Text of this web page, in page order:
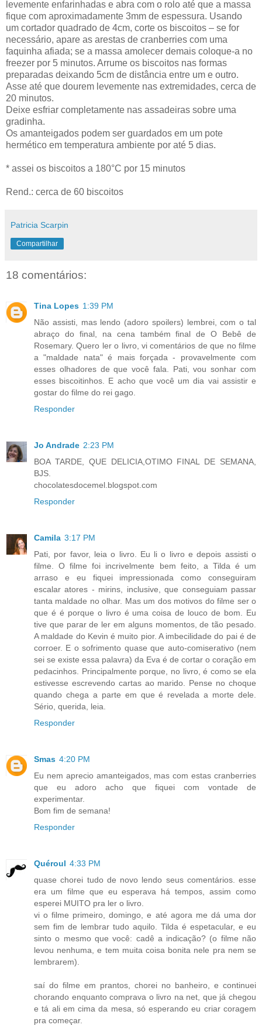
levemente enfarinhadas e abra com o rolo até que a massa
fique com aproximadamente 3mm de espessura. Usando
um cortador quadrado de 4cm, corte os biscoitos – se for
necessário, apare as arestas de cranberries com uma
faquinha afiada; se a massa amolecer demais coloque-a no
freezer por 5 minutos. Arrume os biscoitos nas formas
preparadas deixando 5cm de distância entre um e outro.
Asse até que dourem levemente nas extremidades, cerca de
20 minutos.
Deixe esfriar completamente nas assadeiras sobre uma
gradinha.
Os amanteigados podem ser guardados em um pote
hermético em temperatura ambiente por até 5 dias.
* assei os biscoitos a 180°C por 15 minutos
Rend.: cerca de 60 biscoitos
Patricia Scarpin
Compartilhar
18 comentários:
Tina Lopes 1:39 PM
Não assisti, mas lendo (adoro spoilers) lembrei, com o tal
abraço do final, na cena também final de O Bebê de
Rosemary. Quero ler o livro, vi comentários de que no filme
a "maldade nata" é mais forçada - provavelmente com
esses olhadores de que você fala. Pati, vou sonhar com
esses biscoitinhos. E acho que você um dia vai assistir e
gostar do filme do rei gago.
Responder
Jo Andrade 2:23 PM
BOA TARDE, QUE DELICIA,OTIMO FINAL DE SEMANA,
BJS.
chocolatesdocemel.blogspot.com
Responder
Camila 3:17 PM
Pati, por favor, leia o livro. Eu li o livro e depois assisti o
filme. O filme foi incrivelmente bem feito, a Tilda é um
arraso e eu fiquei impressionada como conseguiram
escalar atores - mirins, inclusive, que conseguiam passar
tanta maldade no olhar. Mas um dos motivos do filme ser o
que é é porque o livro é uma coisa de louco de bom. Eu
tive que parar de ler em alguns momentos, de tão pesado.
A maldade do Kevin é muito pior. A imbecilidade do pai é de
corroer. E o sofrimento quase que auto-comiserativo (nem
sei se existe essa palavra) da Eva é de cortar o coração em
pedacinhos. Principalmente porque, no livro, é como se ela
estivesse escrevendo cartas ao marido. Pense no choque
quando chega a parte em que é revelada a morte dele.
Sério, querida, leia.
Responder
Smas 4:20 PM
Eu nem aprecio amanteigados, mas com estas cranberries
que eu adoro acho que fiquei com vontade de
experimentar.
Bom fim de semana!
Responder
Quéroul 4:33 PM
quase chorei tudo de novo lendo seus comentários. esse
era um filme que eu esperava há tempos, assim como
esperei MUITO pra ler o livro.
vi o filme primeiro, domingo, e até agora me dá uma dor
sem fim de lembrar tudo aquilo. Tilda é espetacular, e eu
sinto o mesmo que você: cadê a indicação? (o filme não
levou nenhuma, e tem muita coisa bonita nele pra nem se
lembrarem).
saí do filme em prantos, chorei no banheiro, e continuei
chorando enquanto comprava o livro na net, que já chegou
e tá ali em cima da mesa, só esperando eu criar coragem
pra começar.